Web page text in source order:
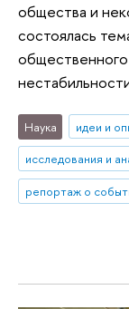
общества и
состоялась
общественного
Наука идеи и
исследования и
репортаж о